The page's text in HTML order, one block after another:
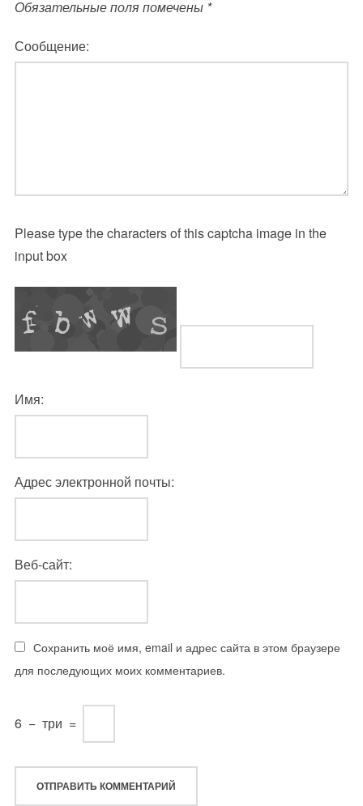
Обязательные поля помечены *
Сообщение:
Please type the characters of this captcha image in the
input box
Имя:
Адрес электронной почты:
Веб-сайт:
Сохранить моё имя, email и адрес сайта в этом браузере
для последующих моих комментариев.
6 − три =